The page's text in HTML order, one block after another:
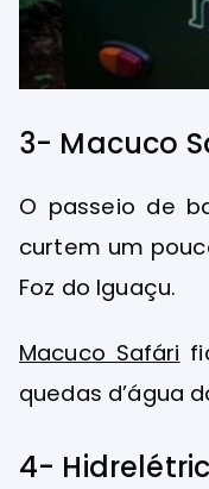
3- Macuco
O passeio de
curtem um
Foz do Iguaçu.
Macuco Safári
quedas d’água
4-